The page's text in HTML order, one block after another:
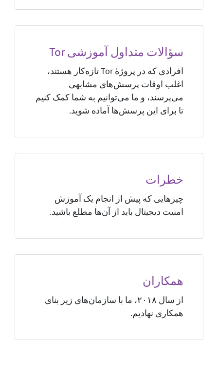
سؤالات متداول آموزشی Tor
افرادی که در پروژهٔ Tor تازه‌کار هستند،
اغلب اوقات پرسش‌های مشابهی
می‌پرسند، و ما می‌توانیم به شما کمک کنیم
تا برای این پرسش‌ها آماده شوید.
خطرات
چیزهایی که پیش از انجام یک آموزش
امنیت دیجیتال باید از آن‌ها مطلع باشید.
همکاران
از سال ۲۰۱۸، ما با سازمان‌های زیر بنای
همکاری نهادیم.